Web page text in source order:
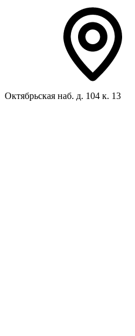
Октябрьская наб. д. 104 к. 13